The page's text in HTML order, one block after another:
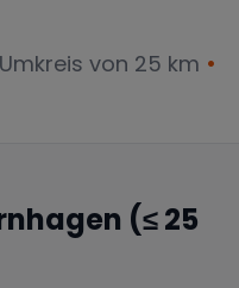
von 25 km •
(≤ 25